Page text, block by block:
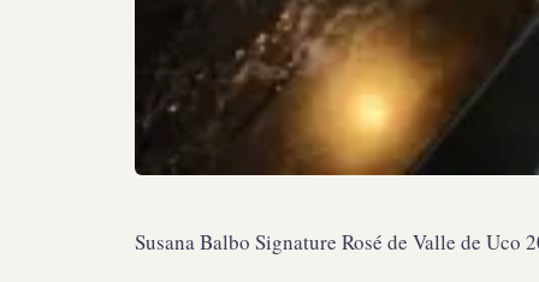
Susana Balbo Signature Rosé de Valle de Uco